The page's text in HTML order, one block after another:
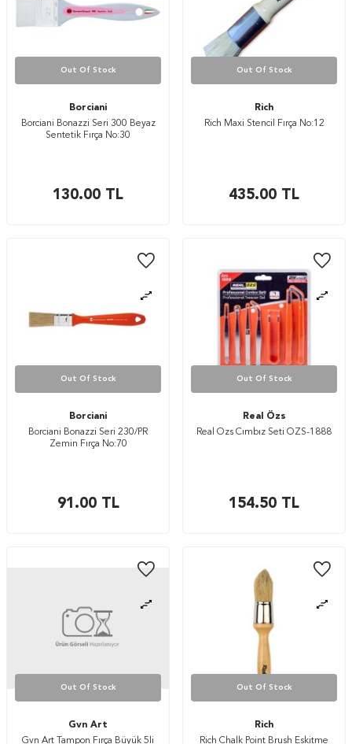
Out Of Stock
Borciani
Borciani Bonazzi Seri 300 Beyaz
Sentetik Fırça No:30
130.00 TL
Out Of Stock
Rich
Rich Maxi Stencil Fırça No:12
435.00 TL
Out Of Stock
Borciani
Borciani Bonazzi Seri 230/PR
Zemin Fırça No:70
91.00TL
Out Of Stock
Real Özs
Real Özs Cımbız Seti ÖZS-1888
154.50 TL
Out Of Stock
Gvn Art
Gvn Art Tampon Fırça Büyük 5li
Out Of Stock
Rich
Rich Chalk Point Brush Eskitme